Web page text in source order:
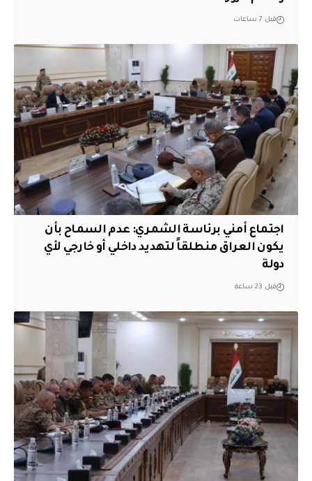
قبل 7 ساعات
اجتماع أمني برئاسة الشمري: عدم السماح بأن
يكون العراق منطلقاً لتهديد داخلي أو خارجي لأي
دولة
قبل 23 ساعة